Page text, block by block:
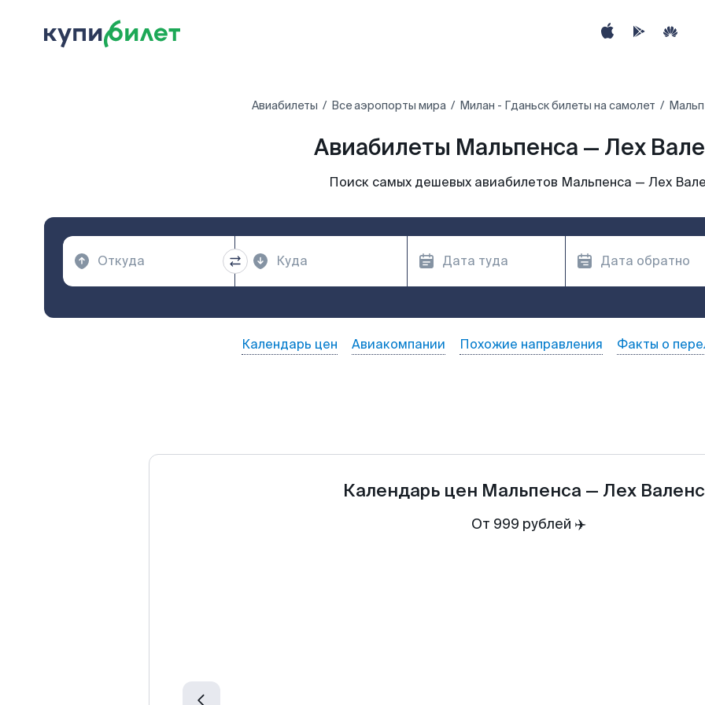
Авиабилеты Все аэропорты мира Милан - Гданьск билеты на самолет
Авиабилеты Мальпенса — Лех
Поиск самых дешевых авиабилетов Мальпенса — Лех
Календарь цен Авиакомпании Похожие направления Факты о
Календарь цен Мальпенса — Лех
От 999 рублей ✈️